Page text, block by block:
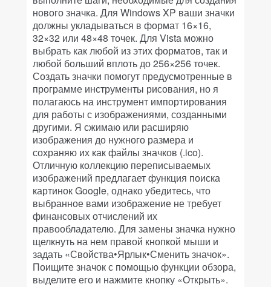
нового значка. Для Windows XP ваши значки
должны укладываться в формат 16×16,
32×32 или 48×48 точек. Для Vista можно
выбрать как любой из этих форматов, так и
любой больший вплоть до 256×256 точек.
Создать значки помогут предусмотренные в
программе инструменты рисования, но я
полагаюсь на инструмент импортирования
для работы с изображениями, созданными
другими. Я сжимаю или расширяю
изображения до нужного размера и
сохраняю их как файлы значков (.ico).
Отличную коллекцию переписываемых
изображений предлагает функция поиска
картинок Google, однако убедитесь, что
выбранное вами изображение не требует
финансовых отчислений их
правообладателю. Для замены значка нужно
щелкнуть на нем правой кнопкой мыши и
задать «Свойства•Ярлык•Сменить значок».
Поищите значок с помощью функции обзора,
выделите его и нажмите кнопку «Открыть».